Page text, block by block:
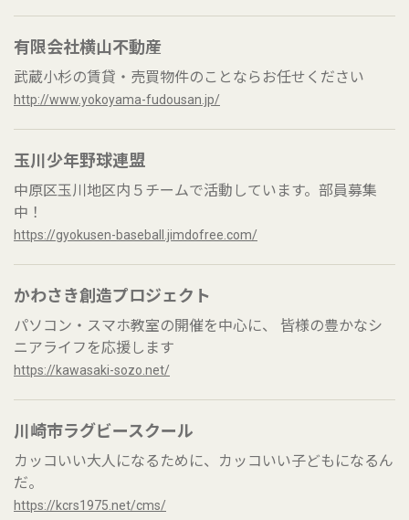
有限会社横山不動産
武蔵小杉の賃貸・売買物件のことならお任せください
http://www.yokoyama-fudousan.jp/
玉川少年野球連盟
中原区玉川地区内５チームで活動しています。部員募集
中！
https://gyokusen-baseball.jimdofree.com/
かわさき創造プロジェクト
パソコン・スマホ教室の開催を中心に、 皆様の豊かなシ
ニアライフを応援します
https://kawasaki-sozo.net/
川崎市ラグビースクール
カッコいい大人になるために、カッコいい子どもになるん
だ。
https://kcrs1975.net/cms/